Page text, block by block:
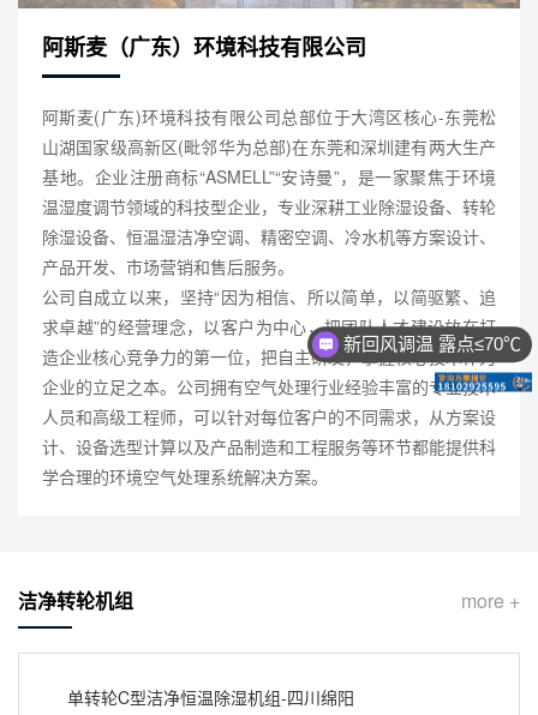
阿斯麦（广东）环境科技有限公司
阿斯麦(广东)环境科技有限公司总部位于大湾区核心-东莞松
山湖国家级高新区(毗邻华为总部)在东莞和深圳建有两大生产
基地。企业注册商标“ASMELL”“安诗曼”，是一家聚焦于环境
温湿度调节领域的科技型企业，专业深耕工业除湿设备、转轮
除湿设备、恒温湿洁净空调、精密空调、冷水机等方案设计、
产品开发、市场营销和售后服务。
公司自成立以来，坚持“因为相信、所以简单，以简驱繁、追
求卓越”的经营理念，以客户为中心，把团队人才建设放在打
造企业核心竞争力的第一位，把自主研发，掌握核心技术作为
企业的立足之本。公司拥有空气处理行业经验丰富的专业技术
人员和高级工程师，可以针对每位客户的不同需求，从方案设
计、设备选型计算以及产品制造和工程服务等环节都能提供科
学合理的环境空气处理系统解决方案。
more +
洁净转轮机组
单转轮C型洁净恒温除湿机组-四川绵阳
新回风调温 露点≤70℃